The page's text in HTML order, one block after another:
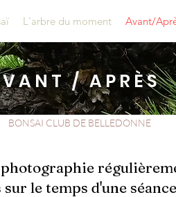
L'arbre du moment Avant/
/ APRÈS
BONSAI CLUB DE BELLEDONNE
sur le temps d'une